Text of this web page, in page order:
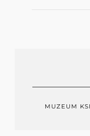
MUZEUM